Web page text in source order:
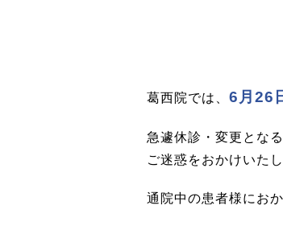
葛西院では、 6月26
急遽休診・変更とな
ご迷惑をおかけいた
通院中の患者様にお